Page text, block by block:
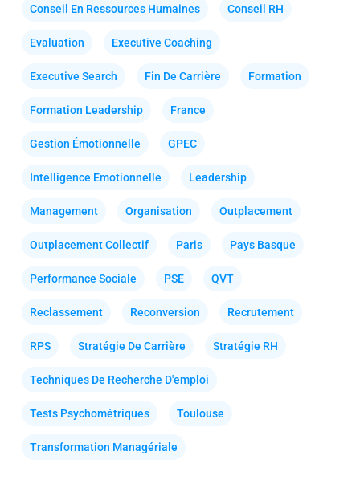
Conseil En Ressources Humaines Conseil RH
Evaluation Executive Coaching
Executive Search Fin De Carrière Formation
Formation Leadership France
Gestion Émotionnelle GPEC
Intelligence Emotionnelle Leadership
Management Organisation Outplacement
Outplacement Collectif Paris Pays Basque
Performance Sociale PSE QVT
Reclassement Reconversion Recrutement
RPS Stratégie De Carrière Stratégie RH
Techniques De Recherche D'emploi
Tests Psychométriques Toulouse
Transformation Managériale